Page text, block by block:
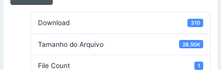
Download 310
Tamanho do Arquivo 28.50K
File Count 1